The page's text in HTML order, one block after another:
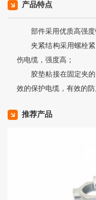
产品特点
部件采用优质高强度
夹紧结构采用螺栓
伤电缆，强度高；
胶垫粘接在固定夹
效的保护电缆，有效的防
推荐产品